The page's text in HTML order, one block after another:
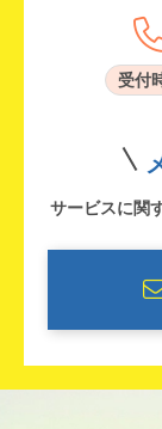
受付
サービスに関